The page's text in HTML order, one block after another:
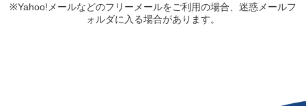
※Yahoo!メールなどのフリーメールをご利用の場合、迷惑メールフ
ォルダに入る場合があります。